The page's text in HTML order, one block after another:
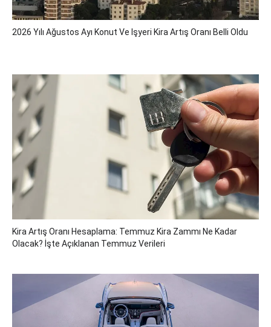
2026 Yılı Ağustos Ayı Konut Ve Işyeri Kira Artış Oranı Belli Oldu
Kira Artış Oranı Hesaplama: Temmuz Kira Zammı Ne Kadar
Olacak? İşte Açıklanan Temmuz Verileri